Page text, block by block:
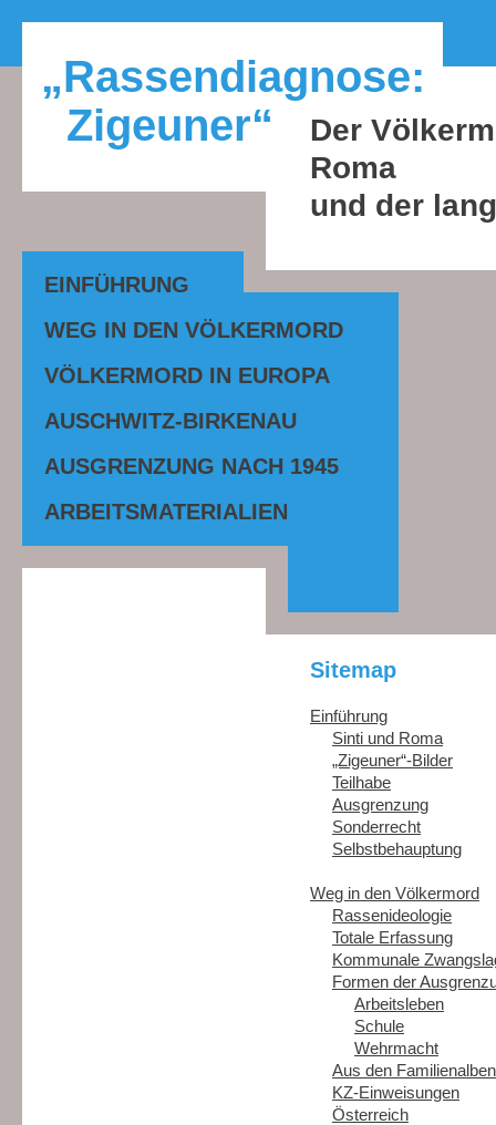
Der
Roma
und der
„Rassendiagnose:
Zigeuner“
EINFÜHRUNG
WEG IN DEN VÖLKERMORD
VÖLKERMORD IN EUROPA
AUSCHWITZ-BIRKENAU
AUSGRENZUNG NACH 1945
ARBEITSMATERIALIEN
Sitemap
Einführung
Sinti und Roma
„Zigeuner“-Bilder
Teilhabe
Ausgrenzung
Sonderrecht
Selbstbehauptung
Weg in den Völkermord
Rassenideologie
Totale Erfassung
Kommunale
Formen der
Arbeitsleben
Schule
Wehrmacht
Aus den
KZ-Einweisungen
Österreich